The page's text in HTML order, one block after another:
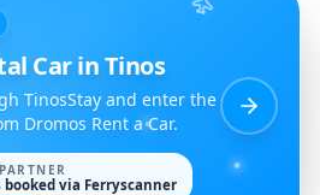
Car in Tinos
TinosStay and enter the
Dromos Rent a Car.
via Ferryscanner